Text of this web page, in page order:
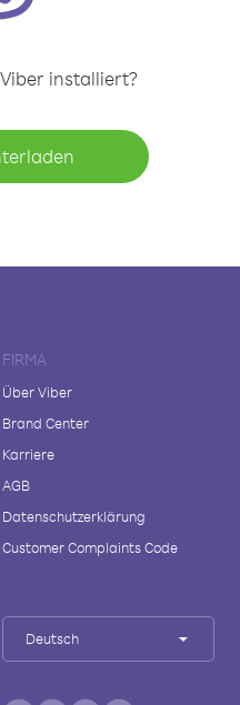
installiert?
FIRMA
Über Viber
Brand Center
Karriere
AGB
Datenschutzerklärung
Customer Complaints Code
Deutsch